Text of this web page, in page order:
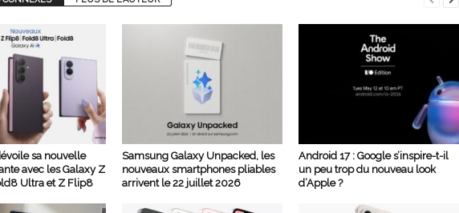
sa nouvelle
avec les Galaxy Z
Ultra et Z Flip8
Samsung Galaxy Unpacked, les
nouveaux smartphones pliables
arrivent le 22 juillet 2026
Android 17 : Google s’inspire-t-il
un peu trop du nouveau look
d’Apple ?